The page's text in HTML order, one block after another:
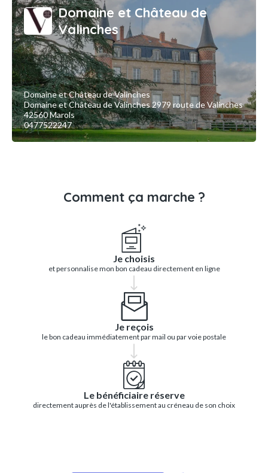
Domaine et Château de
Valinches
Domaine et Château de Valinches
Domaine et Château de Valinches 2979 route de Valinches
42560 Marols
0477522247
Comment ça marche ?
Je choisis
et personnalise mon bon cadeau directement en ligne
Je reçois
le bon cadeau immédiatement par mail ou par voie postale
Le bénéficiaire réserve
directement auprès de l'établissement au créneau de son choix